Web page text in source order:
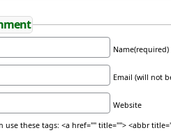
Name(required)
Email (will not
Website
use these tags: <a href="" title=""> <abbr